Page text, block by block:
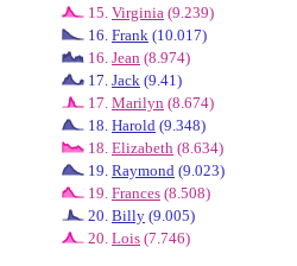
15. Virginia (9.239)
16. Frank (10.017)
16. Jean (8.974)
17. Jack (9.41)
17. Marilyn (8.674)
18. Harold (9.348)
18. Elizabeth (8.634)
19. Raymond (9.023)
19. Frances (8.508)
20. Billy (9.005)
20. Lois (7.746)